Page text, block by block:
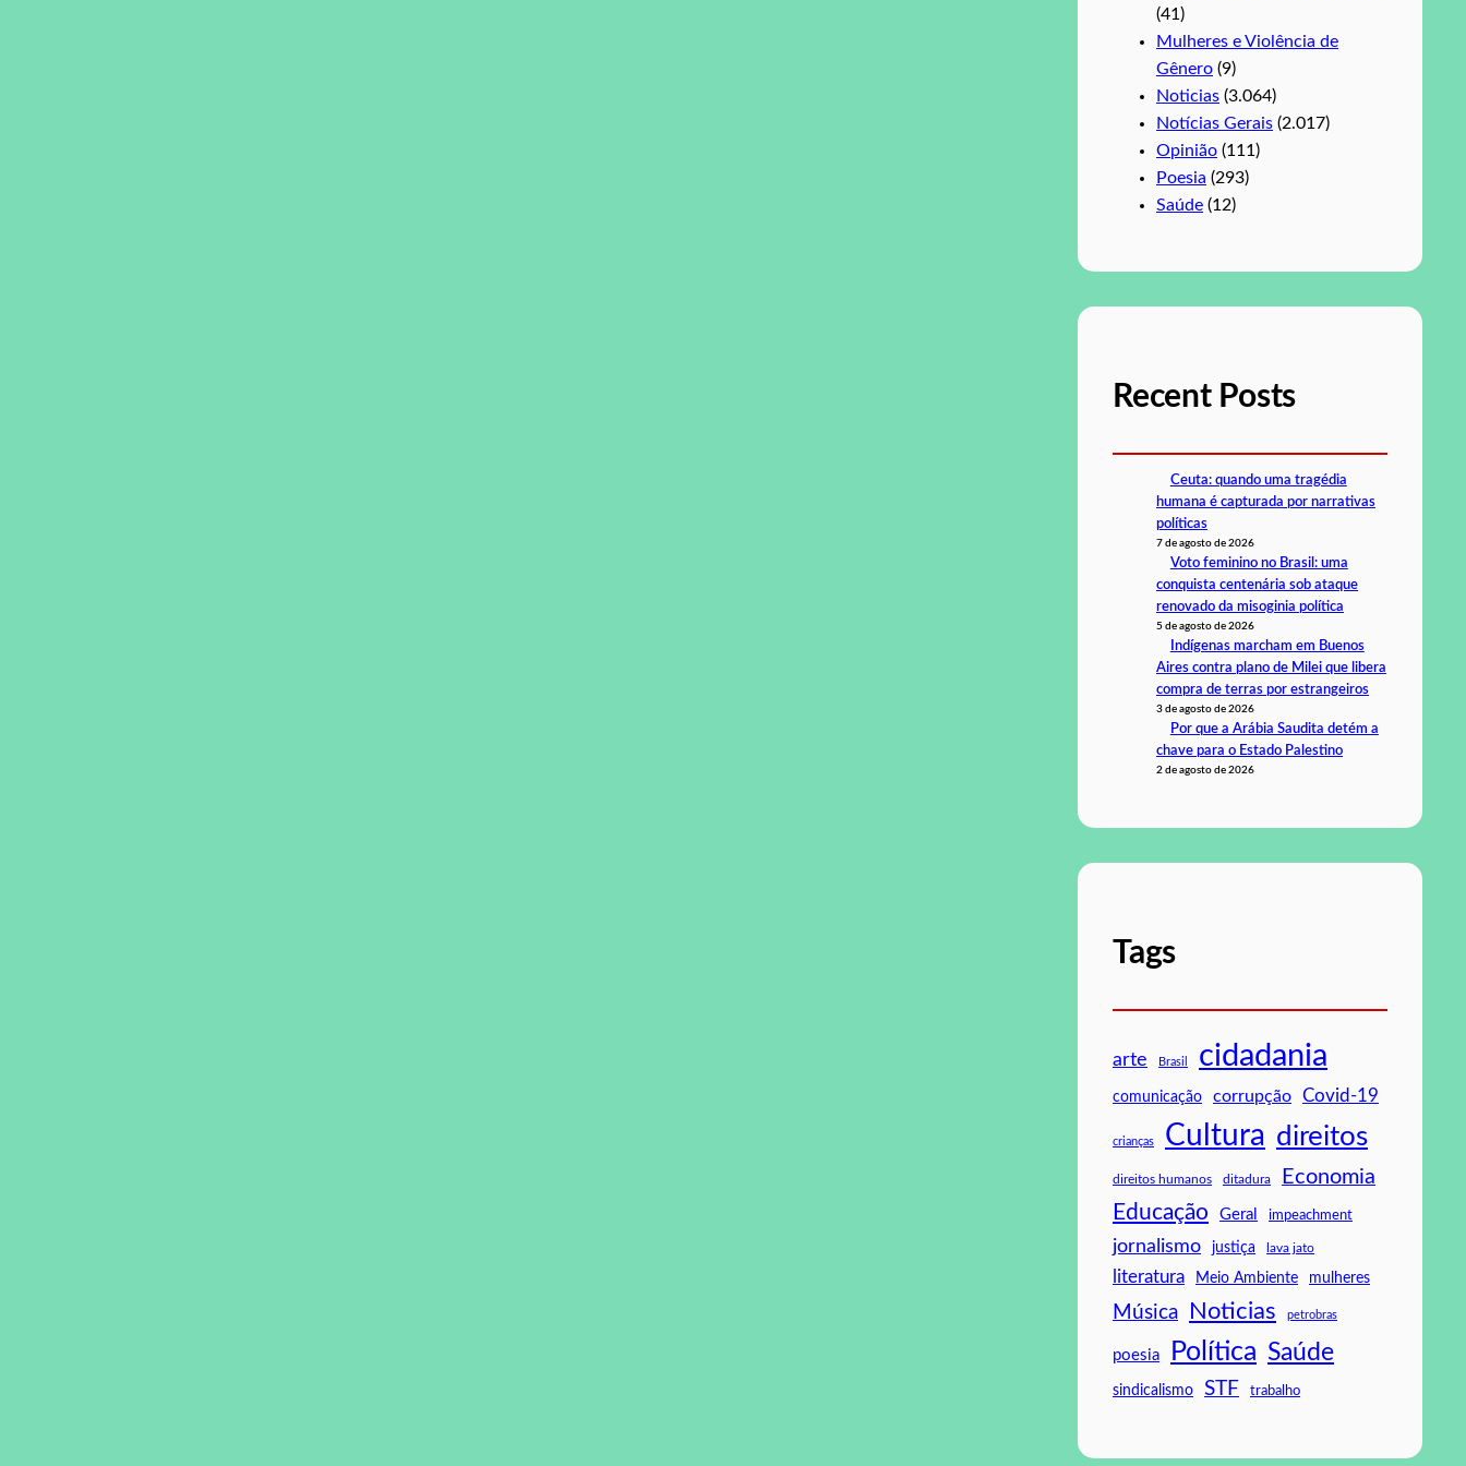
(41)
Mulheres e Violência de
Gênero (9)
Noticias (3.064)
Notícias Gerais (2.017)
Opinião (111)
Poesia (293)
Saúde (12)
Recent Posts
Ceuta: quando uma tragédia
humana é capturada por narrativas
políticas
7 de agosto de 2026
Voto feminino no Brasil: uma
conquista centenária sob ataque
renovado da misoginia política
5 de agosto de 2026
Indígenas marcham em Buenos
Aires contra plano de Milei que libera
compra de terras por estrangeiros
3 de agosto de 2026
Por que a Arábia Saudita detém a
chave para o Estado Palestino
2 de agosto de 2026
Tags
arte Brasil cidadania
comunicação corrupção Covid-19
crianças Cultura direitos
direitos humanos ditadura Economia
Educação Geral impeachment
jornalismo justiça lava jato
literatura Meio Ambiente mulheres
Música Noticias petrobras
poesia Política Saúde
sindicalismo STF trabalho